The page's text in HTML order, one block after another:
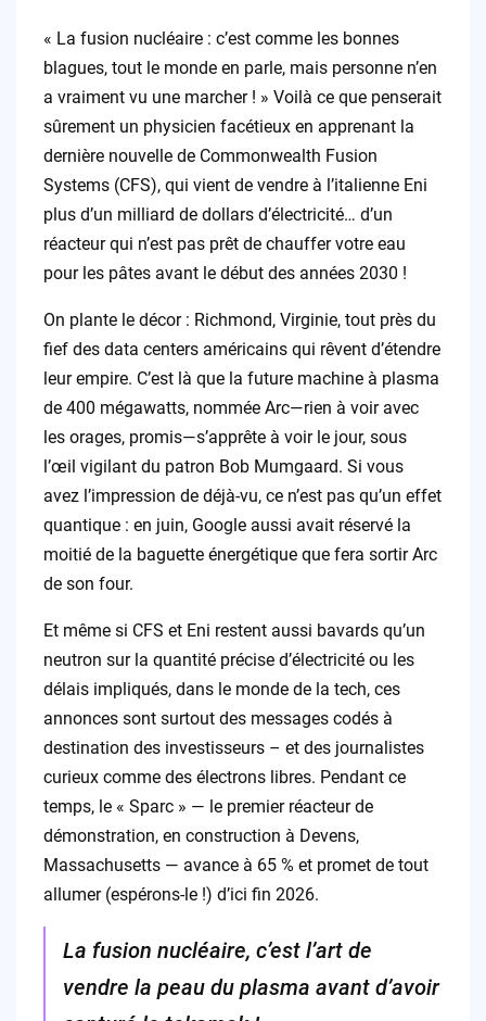
« La fusion nucléaire : c’est comme les bonnes
blagues, tout le monde en parle, mais personne n’en
a vraiment vu une marcher ! » Voilà ce que penserait
sûrement un physicien facétieux en apprenant la
dernière nouvelle de Commonwealth Fusion
Systems (CFS), qui vient de vendre à l’italienne Eni
plus d’un milliard de dollars d’électricité… d’un
réacteur qui n’est pas prêt de chauffer votre eau
pour les pâtes avant le début des années 2030 !
On plante le décor : Richmond, Virginie, tout près du
fief des data centers américains qui rêvent d’étendre
leur empire. C’est là que la future machine à plasma
de 400 mégawatts, nommée Arc—rien à voir avec
les orages, promis—s’apprête à voir le jour, sous
l’œil vigilant du patron Bob Mumgaard. Si vous
avez l’impression de déjà-vu, ce n’est pas qu’un effet
quantique : en juin, Google aussi avait réservé la
moitié de la baguette énergétique que fera sortir Arc
de son four.
Et même si CFS et Eni restent aussi bavards qu’un
neutron sur la quantité précise d’électricité ou les
délais impliqués, dans le monde de la tech, ces
annonces sont surtout des messages codés à
destination des investisseurs – et des journalistes
curieux comme des électrons libres. Pendant ce
temps, le « Sparc » — le premier réacteur de
démonstration, en construction à Devens,
Massachusetts — avance à 65 % et promet de tout
allumer (espérons-le !) d’ici fin 2026.
La fusion nucléaire, c’est l’art de
vendre la peau du plasma avant d’avoir